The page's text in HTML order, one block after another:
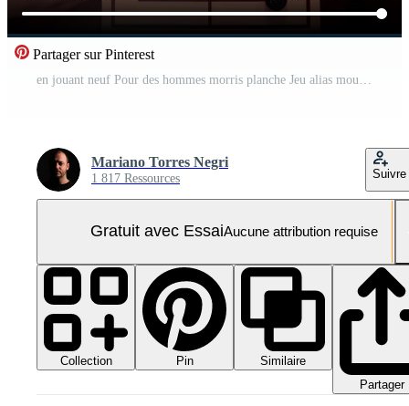
Partager sur Pinterest
Mariano Torres Negri
1 817 Ressources Suivre
Gratuit avec EssaiAucune attribution requise
Collection Pin
Similaire
Partager